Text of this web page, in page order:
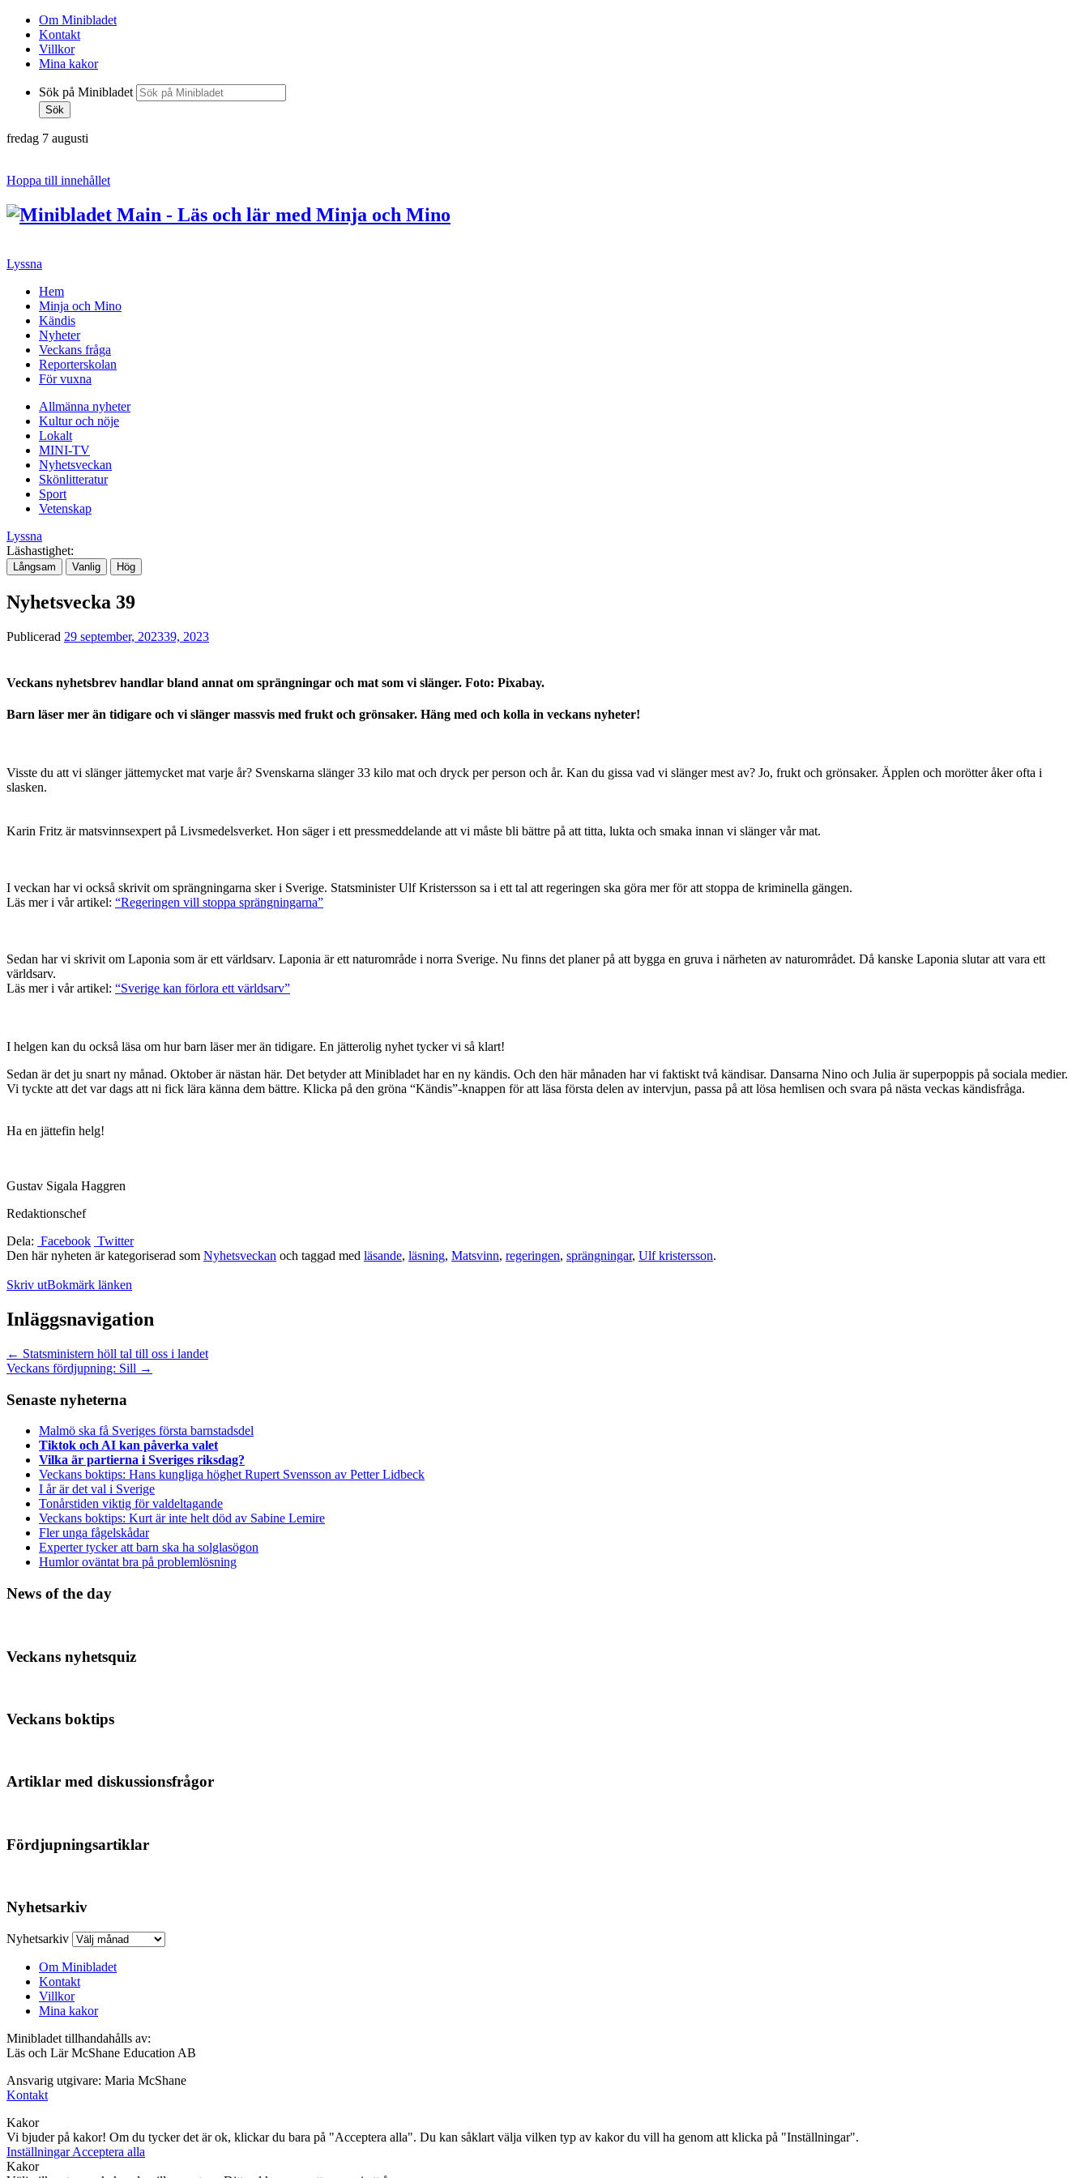
Om Minibladet
Kontakt
Villkor
Mina kakor
Sök på Minibladet
Sök
fredag 7 augusti
Hoppa till innehållet
Lyssna
Hem
Minja och Mino
Kändis
Nyheter
Veckans fråga
Reporterskolan
För vuxna
Allmänna nyheter
Kultur och nöje
Lokalt
MINI-TV
Nyhetsveckan
Skönlitteratur
Sport
Vetenskap
Lyssna
Läshastighet:
Långsam Vanlig Hög
Nyhetsvecka 39
Publicerad 29 september, 202339, 2023
Veckans nyhetsbrev handlar bland annat om sprängningar och mat som vi slänger. Foto: Pixabay.
Barn läser mer än tidigare och vi slänger massvis med frukt och grönsaker. Häng med och kolla in veckans nyheter!
Visste du att vi slänger jättemycket mat varje år? Svenskarna slänger 33 kilo mat och dryck per person och år. Kan du gissa vad vi slänger mest av? Jo, frukt och grönsaker. Äpplen och morötter åker ofta i
slasken.
Karin Fritz är matsvinnsexpert på Livsmedelsverket. Hon säger i ett pressmeddelande att vi måste bli bättre på att titta, lukta och smaka innan vi slänger vår mat.
I veckan har vi också skrivit om sprängningarna sker i Sverige. Statsminister Ulf Kristersson sa i ett tal att regeringen ska göra mer för att stoppa de kriminella gängen.
Läs mer i vår artikel: “Regeringen vill stoppa sprängningarna”
Sedan har vi skrivit om Laponia som är ett världsarv. Laponia är ett naturområde i norra Sverige. Nu finns det planer på att bygga en gruva i närheten av naturområdet. Då kanske Laponia slutar att vara ett
världsarv.
Läs mer i vår artikel: “Sverige kan förlora ett världsarv”
I helgen kan du också läsa om hur barn läser mer än tidigare. En jätterolig nyhet tycker vi så klart!
Sedan är det ju snart ny månad. Oktober är nästan här. Det betyder att Minibladet har en ny kändis. Och den här månaden har vi faktiskt två kändisar. Dansarna Nino och Julia är superpoppis på sociala medier.
Vi tyckte att det var dags att ni fick lära känna dem bättre. Klicka på den gröna “Kändis”-knappen för att läsa första delen av intervjun, passa på att lösa hemlisen och svara på nästa veckas kändisfråga.
Ha en jättefin helg!
Gustav Sigala Haggren
Redaktionschef
Dela: Facebook Twitter
Den här nyheten är kategoriserad som Nyhetsveckan och taggad med läsande, läsning, Matsvinn, regeringen, sprängningar, Ulf kristersson.
Skriv utBokmärk länken
Inläggsnavigation
← Statsministern höll tal till oss i landet
Veckans fördjupning: Sill →
Senaste nyheterna
Malmö ska få Sveriges första barnstadsdel
Tiktok och AI kan påverka valet
Vilka är partierna i Sveriges riksdag?
Veckans boktips: Hans kungliga höghet Rupert Svensson av Petter Lidbeck
I år är det val i Sverige
Tonårstiden viktig för valdeltagande
Veckans boktips: Kurt är inte helt död av Sabine Lemire
Fler unga fågelskådar
Experter tycker att barn ska ha solglasögon
Humlor oväntat bra på problemlösning
News of the day
Veckans nyhetsquiz
Veckans boktips
Artiklar med diskussionsfrågor
Fördjupningsartiklar
Nyhetsarkiv
Nyhetsarkiv
Om Minibladet
Kontakt
Villkor
Mina kakor
Minibladet tillhandahålls av:
Läs och Lär McShane Education AB
Ansvarig utgivare: Maria McShane
Kontakt
Kakor
Vi bjuder på kakor! Om du tycker det är ok, klickar du bara på "Acceptera alla". Du kan såklart välja vilken typ av kakor du vill ha genom att klicka på "Inställningar".
InställningarAcceptera alla
Kakor